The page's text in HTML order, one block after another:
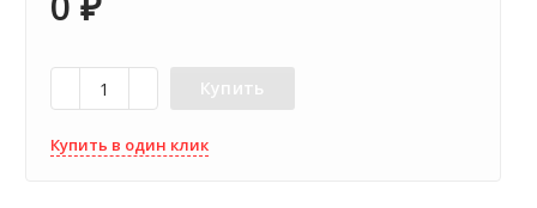
Купить
Купить в один клик